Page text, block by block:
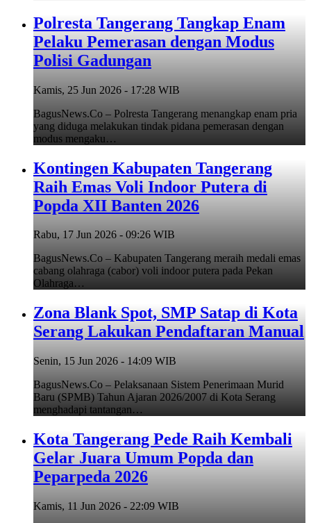
Polresta Tangerang Tangkap Enam
Pelaku Pemerasan dengan Modus
Polisi Gadungan
Kamis, 25 Jun 2026 - 17:28 WIB
BagusNews.Co – Polresta Tangerang menangkap enam pria
yang diduga melakukan tindak pidana pemerasan dengan
modus mengaku…
Kontingen Kabupaten Tangerang
Raih Emas Voli Indoor Putera di
Popda XII Banten 2026
Rabu, 17 Jun 2026 - 09:26 WIB
BagusNews.Co – Kabupaten Tangerang meraih medali emas
cabang olahraga (cabor) voli indoor putera pada Pekan
Olahraga…
Zona Blank Spot, SMP Satap di Kota
Serang Lakukan Pendaftaran Manual
Senin, 15 Jun 2026 - 14:09 WIB
BagusNews.Co – Pelaksanaan Sistem Penerimaan Murid
Baru (SPMB) Tahun Ajaran 2026/2007 di Kota Serang
menghadapi tantangan…
Kota Tangerang Pede Raih Kembali
Gelar Juara Umum Popda dan
Peparpeda 2026
Kamis, 11 Jun 2026 - 22:09 WIB